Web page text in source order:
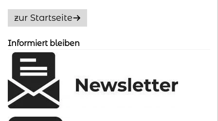
zur Startseite
Informiert bleiben